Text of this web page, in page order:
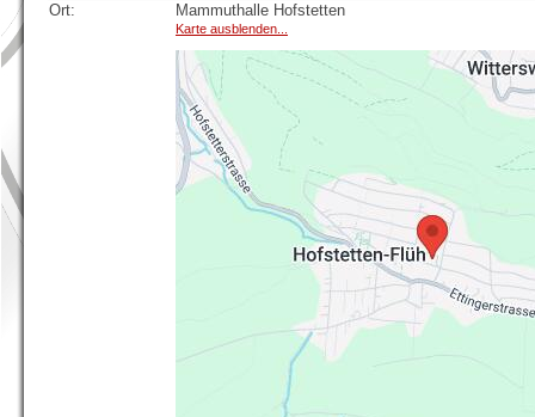
Ort:
Mammuthalle Hofstetten
Karte ausblenden...